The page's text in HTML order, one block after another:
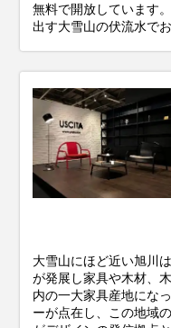
無料で開放しています
出す大雪山の伏流水で
大雪山にほど近い旭川
が発展し家具や木材、
内の一大家具産地にな
ーが点在し、この地域